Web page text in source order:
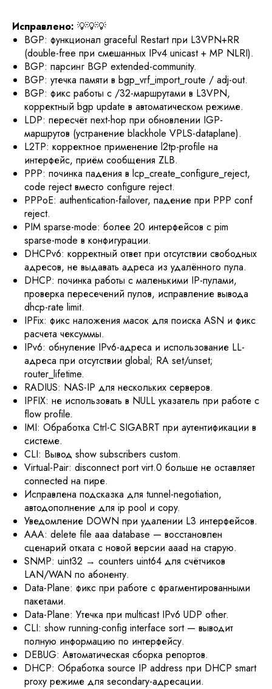
Исправлено: 💡💡💡
BGP: функционал graceful Restart при L3VPN+RR
(double-free при смешанных IPv4 unicast + MP NLRI).
BGP: парсинг BGP extended-community.
BGP: утечка памяти в bgp_vrf_import_route / adj-out.
BGP: фикс работы с /32-маршрутами в L3VPN,
корректный bgp update в автоматическом режиме.
LDP: пересчёт next-hop при обновлении IGP-
маршрутов (устранение blackhole VPLS-dataplane).
L2TP: корректное применение l2tp-profile на
интерфейс, приём сообщения ZLB.
PPP: починка падения в lcp_create_configure_reject,
code reject вместо configure reject.
PPPoE: authentication-failover, падение при PPP conf
reject.
PIM sparse-mode: более 20 интерфейсов с pim
sparse-mode в конфигурации.
DHCPv6: корректный ответ при отсутствии свободных
адресов, не выдавать адреса из удалённого пула.
DHCP: починка работы с маленькими IP-пулами,
проверка пересечений пулов, исправление вывода
dhcp-rate limit.
IPFix: фикс наложения масок для поиска ASN и фикс
расчета чексуммы.
IPv6: обнуление IPv6-адреса и использование LL-
адреса при отсутствии global; RA set/unset;
router_lifetime.
RADIUS: NAS-IP для нескольких серверов.
IPFIX: не использовать в NULL указатель при работе с
flow profile.
IMI: Обработка Ctrl-C SIGABRT при аутентификации в
системе.
CLI: Вывод show subscribers custom.
Virtual-Pair: disconnect port virt.0 больше не оставляет
connected на пире.
Исправлена подсказка для tunnel-negotiation,
автодополнение для ip pool и copy.
Уведомление DOWN при удалении L3 интерфейсов.
AAA: delete file aaa database — восстановлен
сценарий отката с новой версии aaad на старую.
SNMP: uint32 → counters uint64 для счётчиков
LAN/WAN по абоненту.
Data-Plane: фикс при работе с фрагментированными
пакетами.
Data-Plane: Утечка при multicast IPv6 UDP other.
CLI: show running-config interface sort — выводит
полную информацию по интерфейсу.
DEBUG: Автоматическая сборка репортов.
DHCP: Обработка source IP address при DHCP smart
proxy режиме для secondary-адресации.